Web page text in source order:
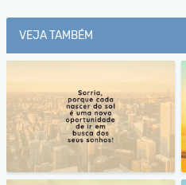
VEJA TAMBÉM